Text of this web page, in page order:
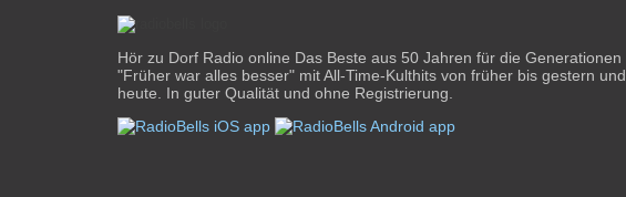
Hör zu Dorf Radio online Das Beste aus 50 Jahren für die Generationen
"Früher war alles besser" mit All-Time-Kulthits von früher bis gestern und
heute. In guter Qualität und ohne Registrierung.